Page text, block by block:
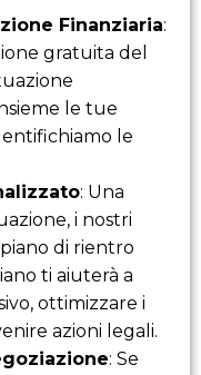
Finanziaria:
gratuita del
le tue
le
: Una
i nostri
di rientro
ti aiuterà a
ottimizzare i
azioni legali.
: Se